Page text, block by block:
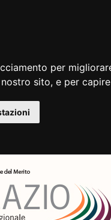
per
sito, e per